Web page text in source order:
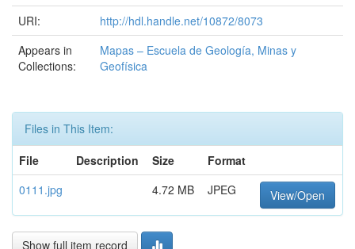
URI:
http://hdl.handle.net/10872/8073
Appears in
Collections:
Mapas – Escuela de Geología, Minas y
Geofísica
Files in This Item:
File
Description Size
Format
0111.jpg
4.72 MB JPEG View/Open
Show full item record